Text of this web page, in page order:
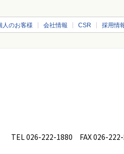
人のお客様 会社情報 CSR 採用情
026-222-1880 FAX 026-222-